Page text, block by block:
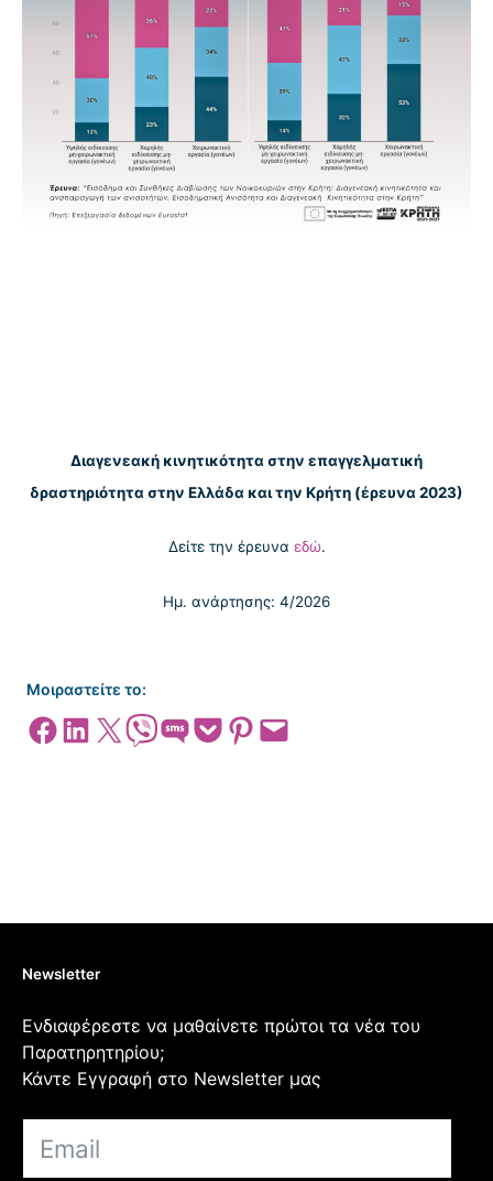
Διαγενεακή κινητικότητα στην επαγγελματική
δραστηριότητα στην Ελλάδα και την Κρήτη (έρευνα 2023)
Δείτε την έρευνα εδώ.
Ημ. ανάρτησης: 4/2026
Μοιραστείτε το:
Share on Facebook
Share on LinkedIn
Share on X Share on ViberShare on SMSShare on Pocket
Share on Pinterest
Email this Page
Newsletter
Ενδιαφέρεστε να μαθαίνετε πρώτοι τα νέα του
Παρατηρητηρίου;
Κάντε Εγγραφή στο Newsletter μας